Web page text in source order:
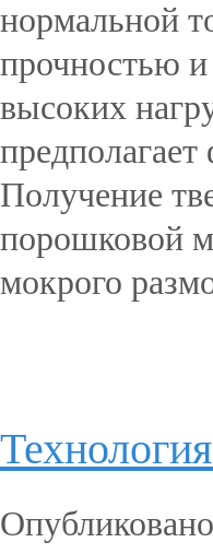
нормальной
прочностью и
высоких
Получение
порошковой
мокрого